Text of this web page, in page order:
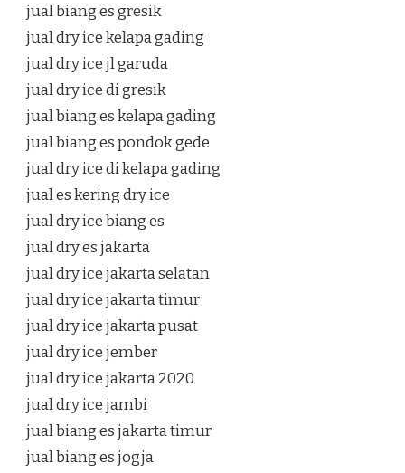
jual biang es gresik
jual dry ice kelapa gading
jual dry ice jl garuda
jual dry ice di gresik
jual biang es kelapa gading
jual biang es pondok gede
jual dry ice di kelapa gading
jual es kering dry ice
jual dry ice biang es
jual dry es jakarta
jual dry ice jakarta selatan
jual dry ice jakarta timur
jual dry ice jakarta pusat
jual dry ice jember
jual dry ice jakarta 2020
jual dry ice jambi
jual biang es jakarta timur
jual biang es jogja